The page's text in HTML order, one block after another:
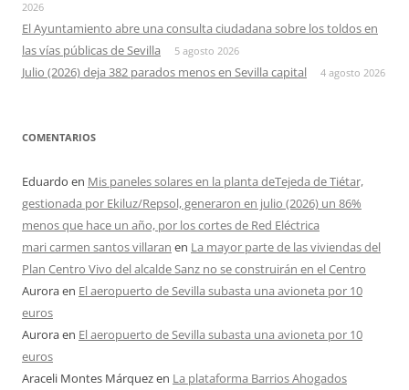
2026
El Ayuntamiento abre una consulta ciudadana sobre los toldos en
las vías públicas de Sevilla
5 agosto 2026
Julio (2026) deja 382 parados menos en Sevilla capital 4 agosto 2026
COMENTARIOS
Eduardo en Mis paneles solares en la planta deTejeda de Tiétar,
gestionada por Ekiluz/Repsol, generaron en julio (2026) un 86%
menos que hace un año, por los cortes de Red Eléctrica
mari carmen santos villaran en La mayor parte de las viviendas del
Plan Centro Vivo del alcalde Sanz no se construirán en el Centro
Auroraen El aeropuerto de Sevilla subasta una avioneta por 10
euros
Auroraen El aeropuerto de Sevilla subasta una avioneta por 10
euros
Araceli Montes Márquezen La plataforma Barrios Ahogados